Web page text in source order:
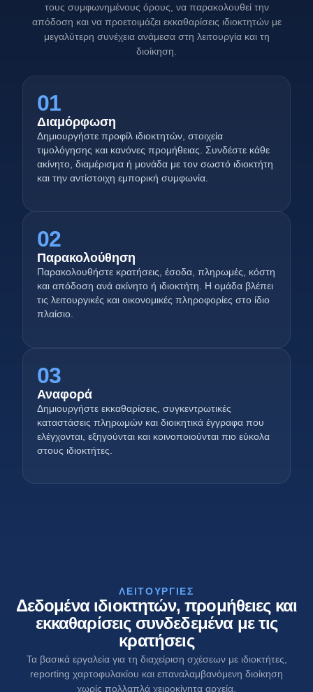
τους συμφωνημένους όρους, να παρακολουθεί την
απόδοση και να προετοιμάζει εκκαθαρίσεις ιδιοκτητών με
μεγαλύτερη συνέχεια ανάμεσα στη λειτουργία και τη
διοίκηση.
01
Διαμόρφωση
Δημιουργήστε προφίλ ιδιοκτητών, στοιχεία
τιμολόγησης και κανόνες προμήθειας. Συνδέστε κάθε
ακίνητο, διαμέρισμα ή μονάδα με τον σωστό ιδιοκτήτη
και την αντίστοιχη εμπορική συμφωνία.
02
Παρακολούθηση
Παρακολουθήστε κρατήσεις, έσοδα, πληρωμές, κόστη
και απόδοση ανά ακίνητο ή ιδιοκτήτη. Η ομάδα βλέπει
τις λειτουργικές και οικονομικές πληροφορίες στο ίδιο
πλαίσιο.
03
Αναφορά
Δημιουργήστε εκκαθαρίσεις, συγκεντρωτικές
καταστάσεις πληρωμών και διοικητικά έγγραφα που
ελέγχονται, εξηγούνται και κοινοποιούνται πιο εύκολα
στους ιδιοκτήτες.
ΛΕΙΤΟΥΡΓΊΕΣ
Δεδομένα ιδιοκτητών, προμήθειες και
εκκαθαρίσεις συνδεδεμένα με τις
κρατήσεις
Τα βασικά εργαλεία για τη διαχείριση σχέσεων με ιδιοκτήτες,
reporting χαρτοφυλακίου και επαναλαμβανόμενη διοίκηση
χωρίς πολλαπλά χειροκίνητα αρχεία.